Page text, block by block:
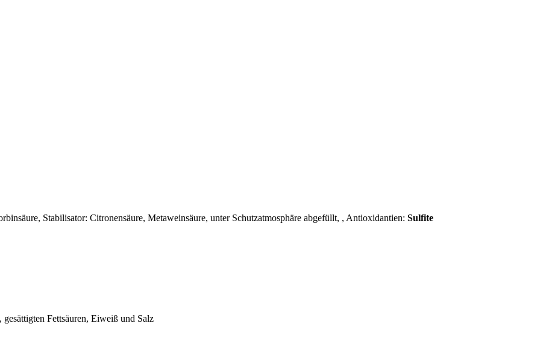
Stabilisator: Citronensäure, Metaweinsäure, unter Schutzatmosphäre abgefüllt, , Antioxidantien: Sulfite
Fettsäuren, Eiweiß und Salz